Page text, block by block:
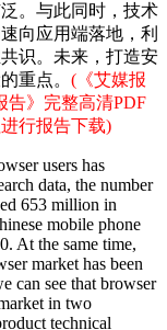
。与此同时，技术
向应用端落地，利
识。未来，打造安
重点。 (《艾媒报
告》完整高清PDF
行报告下载)
users has
data, the number
653 million in
mobile phone
At the same time,
market has been
can see that browser
in two
technical